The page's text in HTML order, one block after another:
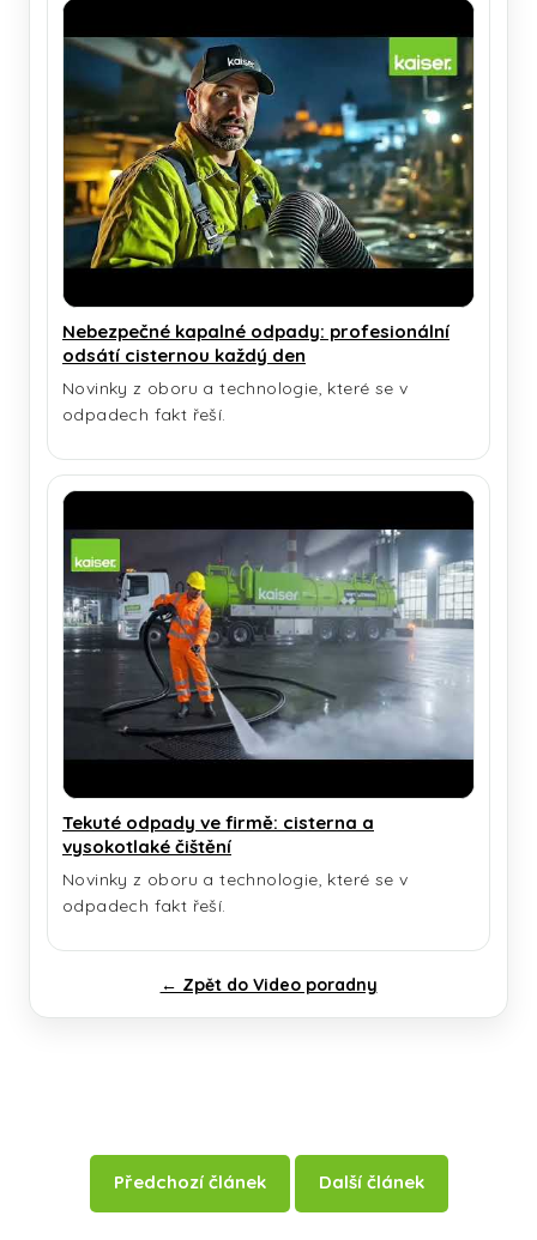
Nebezpečné kapalné odpady: profesionální
odsátí cisternou každý den
Novinky z oboru a technologie, které se v
odpadech fakt řeší.
Tekuté odpady ve firmě: cisterna a
vysokotlaké čištění
Novinky z oboru a technologie, které se v
odpadech fakt řeší.
← Zpět do Video poradny
Předchozí článek Další článek